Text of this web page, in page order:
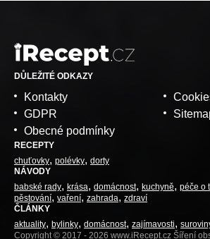
DŮLEŽITÉ ODKAZY
Kontakty
GDPR
Obecné podmínky
RECEPTY
chuťovky polévky dorty
NÁVODY
babské rady krása domácnost kuchyně péče o
pěstování vaření zahrada
zdraví
ČLÁNKY
aktuality bylinky domácnost zajímavosti
Copyright © 2017 - 2026 www.iRecept.cz Šíření